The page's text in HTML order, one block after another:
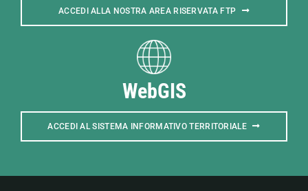
ACCEDI ALLA NOSTRA AREA RISERVATA FTP
WebGIS
ACCEDI AL SISTEMA INFORMATIVO TERRITORIALE